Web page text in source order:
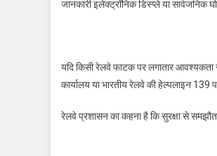
जानकारी इलेक्ट्रॉनिक डिस्प्ले या सार्वजनिक
यदि किसी रेलवे फाटक पर लगातार
कार्यालय या भारतीय रेलवे की हेल्पलाइन
रेलवे प्रशासन का कहना है कि सुरक्षा से